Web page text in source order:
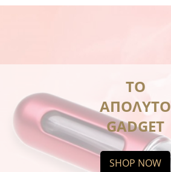
ΤΟ
ΑΠΟΛΥΤΟ
GADGET
SHOP NOW